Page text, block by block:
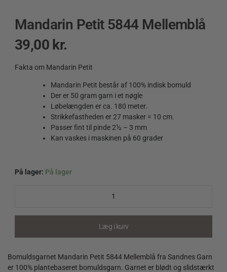
Mandarin Petit 5844 Mellemblå
39,00 kr.
Fakta om Mandarin Petit
Mandarin Petit består af 100% indisk bomuld
Der er 50 gram garn i et nøgle
Løbelængden er ca. 180 meter.
Strikkefastheden er 27 masker = 10 cm.
Passer fint til pinde 2½ – 3 mm
Kan vaskes i maskinen på 60 grader
På lager: På lager
Mandarin
Læg i kurv
Bomuldsgarnet Mandarin Petit 5844 Mellemblå fra Sandnes Garn
er 100% plantebaseret bomuldsgarn. Garnet er blødt og slidstærkt